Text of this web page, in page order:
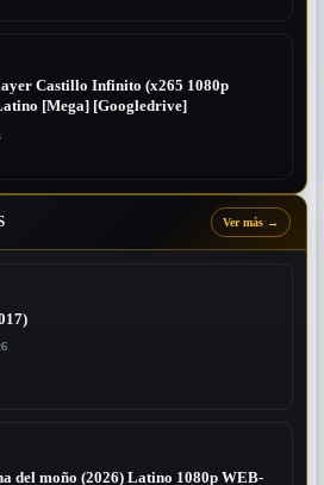
Castillo Infinito (x265 1080p
[Mega] [Googledrive]
Ver más →
del moño (2026) Latino 1080p WEB-